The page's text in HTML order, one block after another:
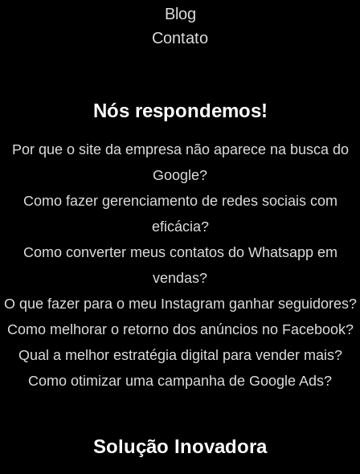
Blog
Contato
Nós respondemos!
Por que o site da empresa não aparece na busca do
Google?
Como fazer gerenciamento de redes sociais com
eficácia?
Como converter meus contatos do Whatsapp em
vendas?
O que fazer para o meu Instagram ganhar seguidores?
Como melhorar o retorno dos anúncios no Facebook?
Qual a melhor estratégia digital para vender mais?
Como otimizar uma campanha de Google Ads?
Solução Inovadora